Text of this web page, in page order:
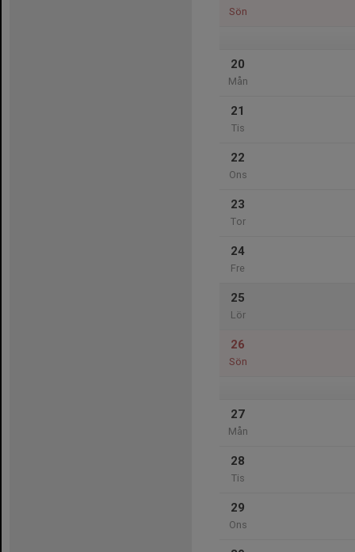
Sön
20
Mån
21
Tis
22
Ons
23
Tor
24
Fre
25
Lör
26
Sön
27
Mån
28
Tis
29
Ons